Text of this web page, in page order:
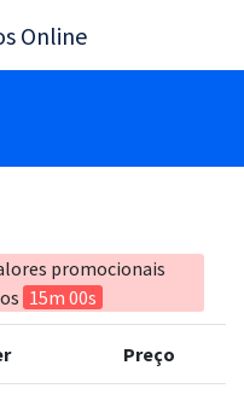
promocionais
15m 00s
Preço